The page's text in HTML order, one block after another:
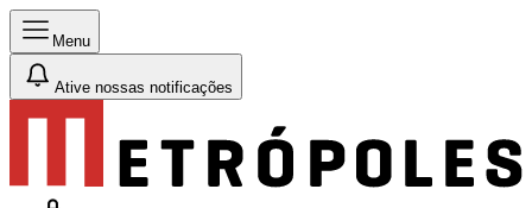
Menu
Ative nossas notificações